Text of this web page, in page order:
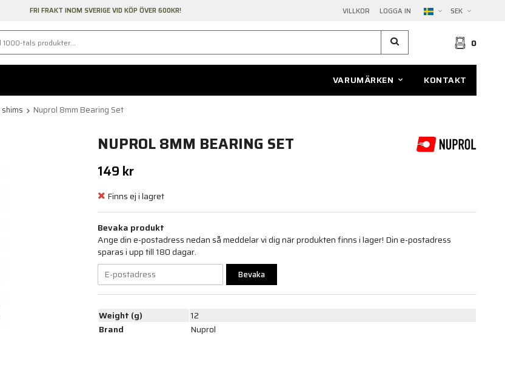
VILLKOR LOGGA IN SEK
FRI FRAKT INOM SVERIGE VID KÖP ÖVER 600KR!
0
VARUMÄRKEN KONTAKT
Nuprol 8mm Bearing Set
NUPROL 8MM BEARING SET
149 kr
Finns ej i lagret
Bevaka produkt
Ange din e-postadress nedan så meddelar vi dig när produkten finns i lager! Din e-postadress
sparas i upp till 180 dagar.
Bevaka
Weight (g)
12
Brand
Nuprol